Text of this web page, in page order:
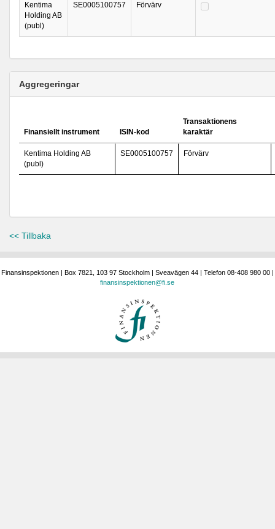
Kentima
Holding AB
(publ)
SE0005100757 Förvärv
Aggregeringar
Finansiellt instrument ISIN-kod
Transaktionens
karaktär
Kentima Holding AB
(publ)
SE0005100757 Förvärv
<< Tillbaka
Finansinspektionen | Box 7821, 103 97 Stockholm | Sveavägen 44 | Telefon 08-408 980 00 |
finansinspektionen@fi.se